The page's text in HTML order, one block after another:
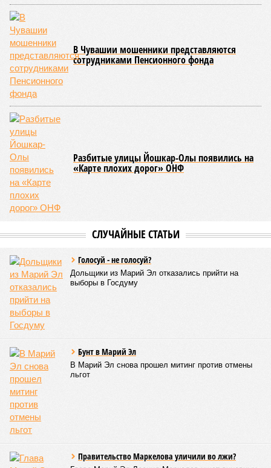
переживает этап активного возрождения, сохраняя при
этом неразрывную связь с многовековыми народными
традициями.
В настоящее время керешу демонстрирует рост
популярности. В 2024 году в столице республики, городе
Чебоксары, на базе спортивной школы № 11 состоялось
торжественное открытие Республиканского центра
единоборств «Керешу». площадка имеет все необходимые
условия для полноценной подготовки спортсменов
высокого класса.
В том же году был проведён первый официальный
чемпионат по керешу, участие в котором приняли
сильнейшие борцы со всех районов Чувашии; турнир
наглядно продемонстрировал динамичный и зрелищный
характер этого вида спорта.
Керешу включён в перечень приоритетных спортивных
дисциплин на территории Чувашской Республики. Кроме
того, данное единоборство уже имеет опыт выхода на
международную арену: оно входило в программу I и II
Всемирных игр национальных видов единоборств, которые
проводились в Чувашии, что говорит о расширении
географии интереса к этой борьбе за пределами региона.
Власти провели
Версия
работы 20 сотрудников детских лагерей